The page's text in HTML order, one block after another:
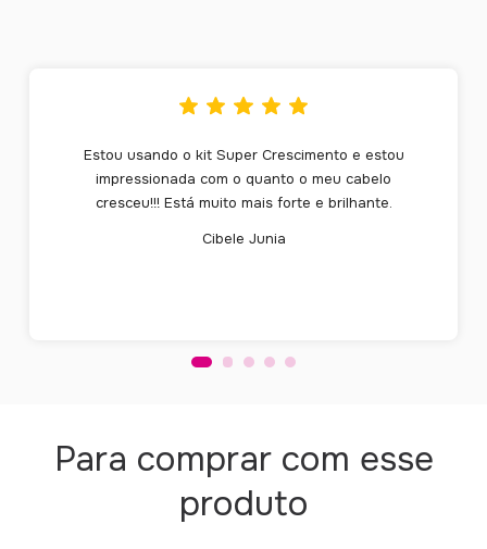
Estou usando o kit Super Crescimento e estou
impressionada com o quanto o meu cabelo
cresceu!!! Está muito mais forte e brilhante.
Cibele Junia
Para comprar com esse
produto